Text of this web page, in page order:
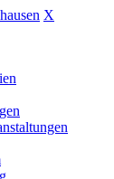
X